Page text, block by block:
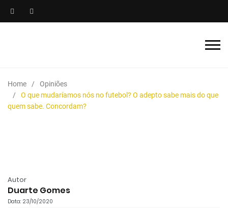
Home
Opiniões
O que mudaríamos nós no futebol? O adepto sabe mais do que
quem sabe. Concordam?
Autor
Duarte Gomes
Data: 23/10/2020